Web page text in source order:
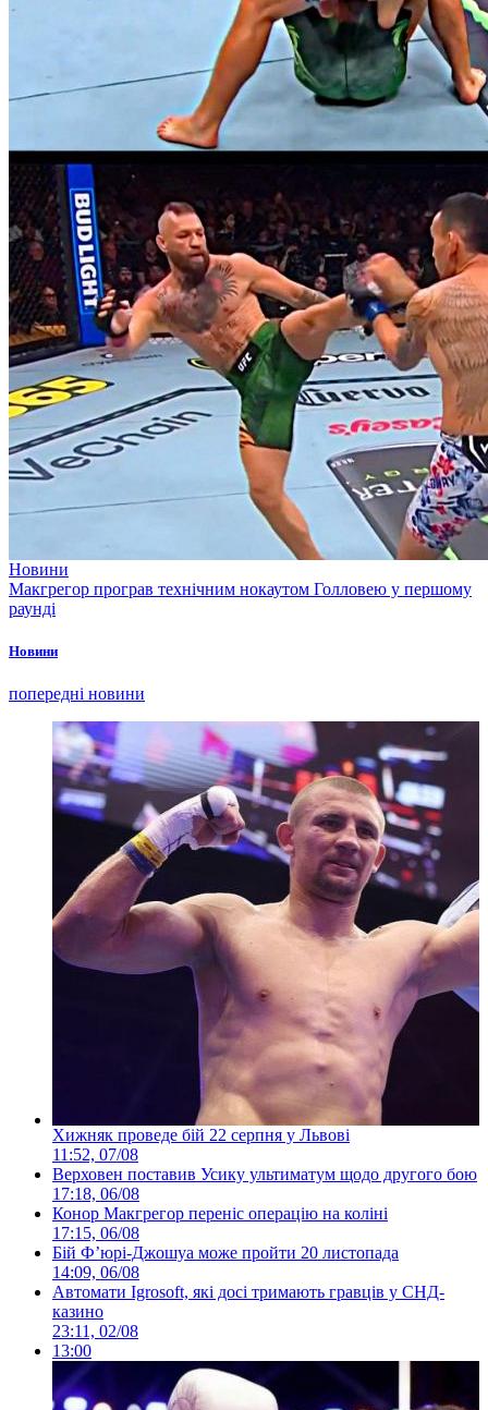
Новини
Макгрегор програв технічним нокаутом Голловею у першому
раунді
Новини
попередні новини
Хижняк проведе бій 22 серпня у Львові
11:52, 07/08
Верховен поставив Усику ультиматум щодо другого бою
17:18, 06/08
Конор Макгрегор переніс операцію на коліні
17:15, 06/08
Бій Ф’юрі-Джошуа може пройти 20 листопада
14:09, 06/08
Автомати Igrosoft, які досі тримають гравців у СНД-
казино
23:11, 02/08
13:00